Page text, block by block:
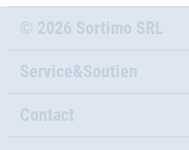
© 2026 Sortimo SRL
Service&Soutien
Contact